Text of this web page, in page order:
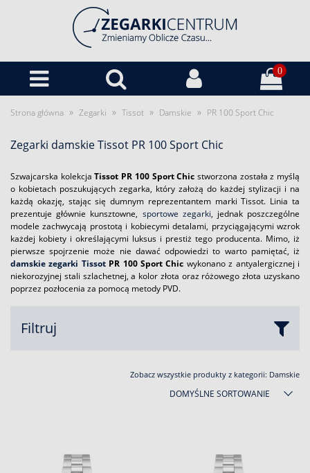
0
Strona główna » Zegarki » Tissot » Damskie » PR 100 Sport Chic
Zegarki damskie Tissot PR 100 Sport Chic
Szwajcarska kolekcja Tissot PR 100 Sport Chic stworzona została z myślą
o kobietach poszukujących zegarka, który założą do każdej stylizacji i na
każdą okazję, stając się dumnym reprezentantem marki Tissot. Linia ta
prezentuje głównie kunsztowne, sportowe zegarki, jednak poszczególne
modele zachwycają prostotą i kobiecymi detalami, przyciągającymi wzrok
każdej kobiety i określającymi luksus i prestiż tego producenta. Mimo, iż
pierwsze spojrzenie może nie dawać odpowiedzi to warto pamiętać, iż
damskie zegarki TissotPR 100 Sport Chic wykonano z antyalergicznej i
niekorozyjnej stali szlachetnej, a kolor złota oraz różowego złota uzyskano
poprzez pozłocenia za pomocą metody PVD.
Filtruj
Zobacz wszystkie produkty z kategorii: Damskie
DOMYŚLNE SORTOWANIE